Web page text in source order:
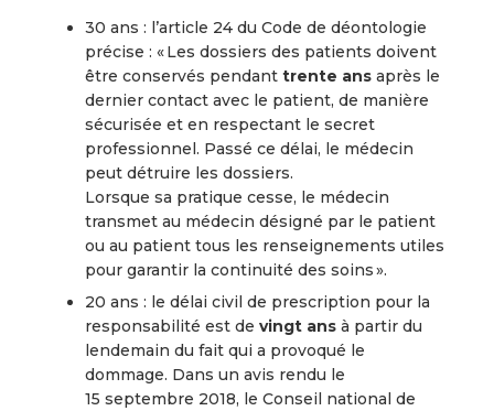
30 ans : l’article 24 du Code de déontologie
précise : « Les dossiers des patients doivent
être conservés pendant trente ans après le
dernier contact avec le patient, de manière
sécurisée et en respectant le secret
professionnel. Passé ce délai, le médecin
peut détruire les dossiers.
Lorsque sa pratique cesse, le médecin
transmet au médecin désigné par le patient
ou au patient tous les renseignements utiles
pour garantir la continuité des soins ».
20 ans : le délai civil de prescription pour la
responsabilité est de vingt ans à partir du
lendemain du fait qui a provoqué le
dommage. Dans un avis rendu le
15 septembre 2018, le Conseil national de